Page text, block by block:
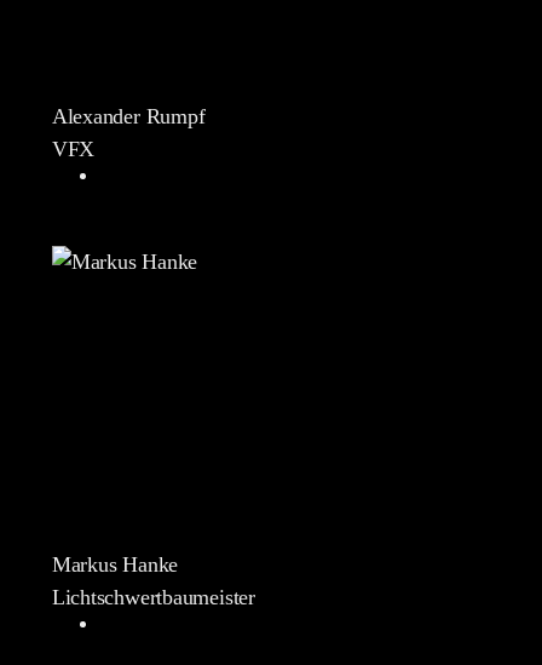
Alexander Rumpf
VFX
Markus Hanke
Lichtschwertbaumeister